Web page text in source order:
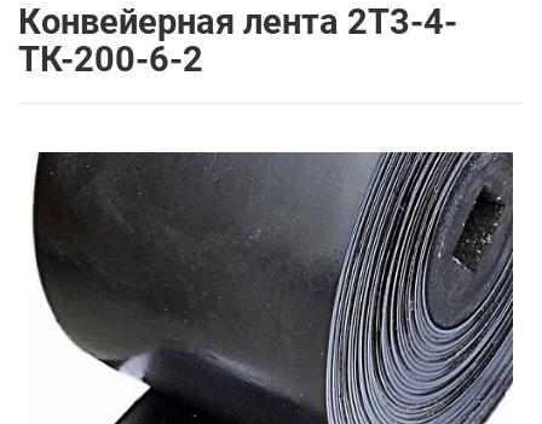
Конвейерная лента 2Т3-4-
ТК-200-6-2